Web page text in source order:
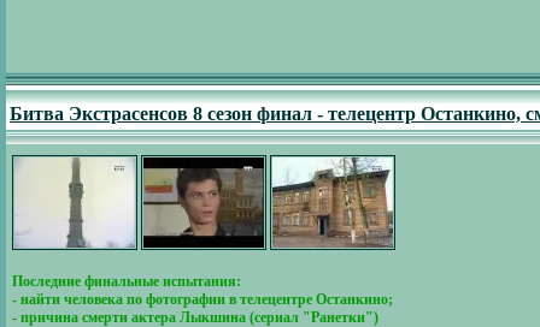
Битва Экстрасенсов 8 сезон финал - телецентр
Последние финальные испытания:
- найти человека по фотографии в телецентре Останкино;
- причина смерти актера Лыкшина (сериал "Ранетки")